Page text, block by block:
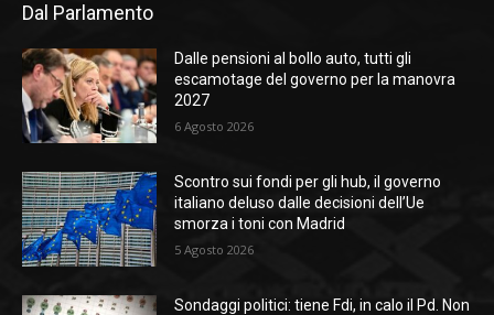
Dal Parlamento
Dalle pensioni al bollo auto, tutti gli
escamotage del governo per la manovra
2027
6 Agosto 2026
Scontro sui fondi per gli hub, il governo
italiano deluso dalle decisioni dell’Ue
smorza i toni con Madrid
5 Agosto 2026
Sondaggi politici: tiene Fdi, in calo il Pd. Non